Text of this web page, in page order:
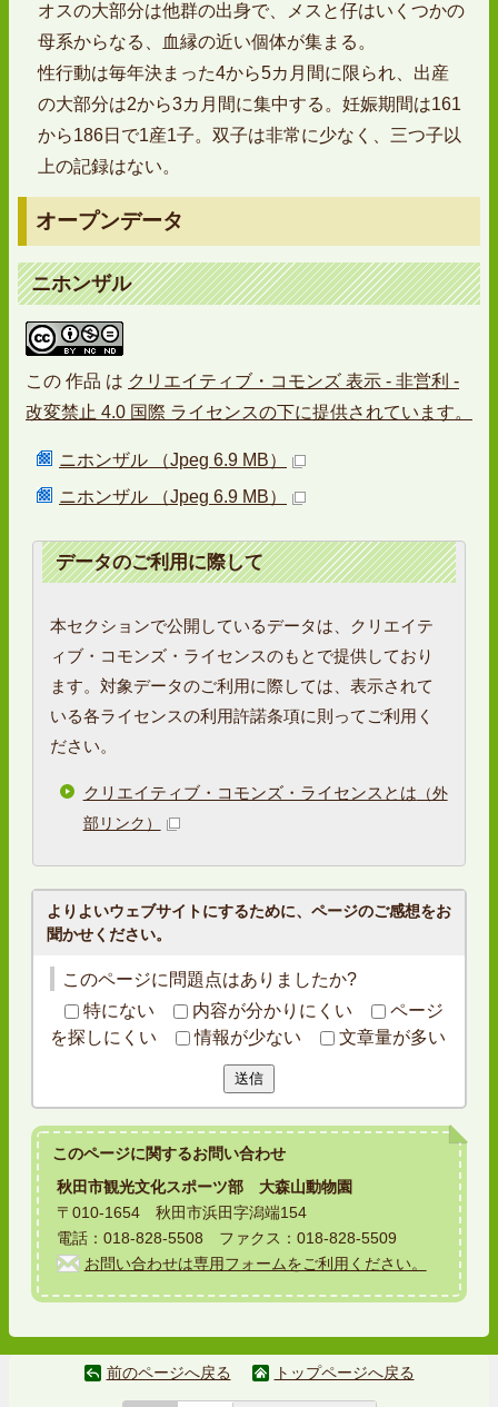
オスの大部分は他群の出身で、メスと仔はいくつかの
母系からなる、血縁の近い個体が集まる。
性行動は毎年決まった4から5カ月間に限られ、出産
の大部分は2から3カ月間に集中する。妊娠期間は161
から186日で1産1子。双子は非常に少なく、三つ子以
上の記録はない。
オープンデータ
ニホンザル
この 作品 は クリエイティブ・コモンズ 表示 - 非営利 -
改変禁止 4.0 国際 ライセンスの下に提供されています。
ニホンザル （Jpeg 6.9 MB）
ニホンザル （Jpeg 6.9 MB）
データのご利用に際して
本セクションで公開しているデータは、クリエイテ
ィブ・コモンズ・ライセンスのもとで提供しており
ます。対象データのご利用に際しては、表示されて
いる各ライセンスの利用許諾条項に則ってご利用く
ださい。
クリエイティブ・コモンズ・ライセンスとは （外
部リンク）
よりよいウェブサイトにするために、ページのご感想をお
聞かせください。
このページに問題点はありましたか?
特にない
内容が分かりにくい
ページ
を探しにくい
情報が少ない 文章量が多い
送信
このページに関するお問い合わせ
秋田市観光文化スポーツ部 大森山動物園
〒010-1654 秋田市浜田字潟端154
電話：018-828-5508 ファクス：018-828-5509
お問い合わせは専用フォームをご利用ください。
前のページへ戻る トップページへ戻る